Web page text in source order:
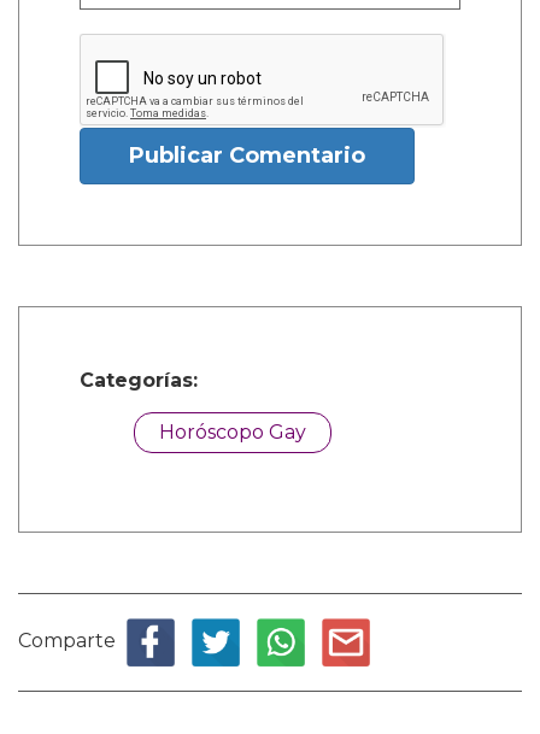
Publicar Comentario
Categorías:
Horóscopo Gay
Comparte